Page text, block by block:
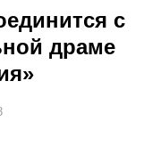
с
драме